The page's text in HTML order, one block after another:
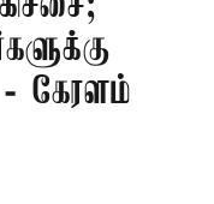
- கேரளம்